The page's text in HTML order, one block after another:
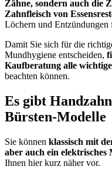
Zähne, sondern auch die
Zahnfleisch von
Löchern und Entzündungen
Damit Sie sich für die
Mundhygiene entscheiden,
Kaufberatung alle
beachten können.
Es gibt
Bürsten-Modelle
Sie können klassisch mit
aber auch ein elektrisches
Ihnen hier kurz näher vor.